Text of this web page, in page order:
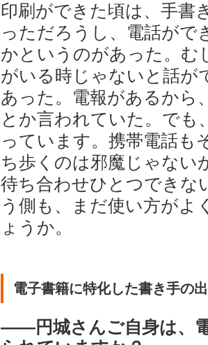
印刷ができた頃は、手書
っただろうし、電話がで
かというのがあった。む
がいる時じゃないと話が
あった。電報があるから
とか言われていた。でも
っています。携帯電話も
ち歩くのは邪魔じゃない
待ち合わせひとつできな
う側も、まだ使い方が
ょうか。
電子書籍に特化した書き手の
――円城さんご自身は、